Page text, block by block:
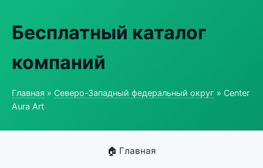
Бесплатный каталог
компаний
Главная » Северо-Западный федеральный округ » Center
Aura Art
🏠 Главная